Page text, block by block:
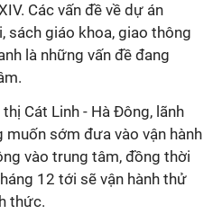
Các vấn đề về dự án
sách giáo khoa, giao thông
là những vấn đề đang
Cát Linh - Hà Đông, lãnh
sớm đưa vào vận hành
vào trung tâm, đồng thời
12 tới sẽ vận hành thử
thức.